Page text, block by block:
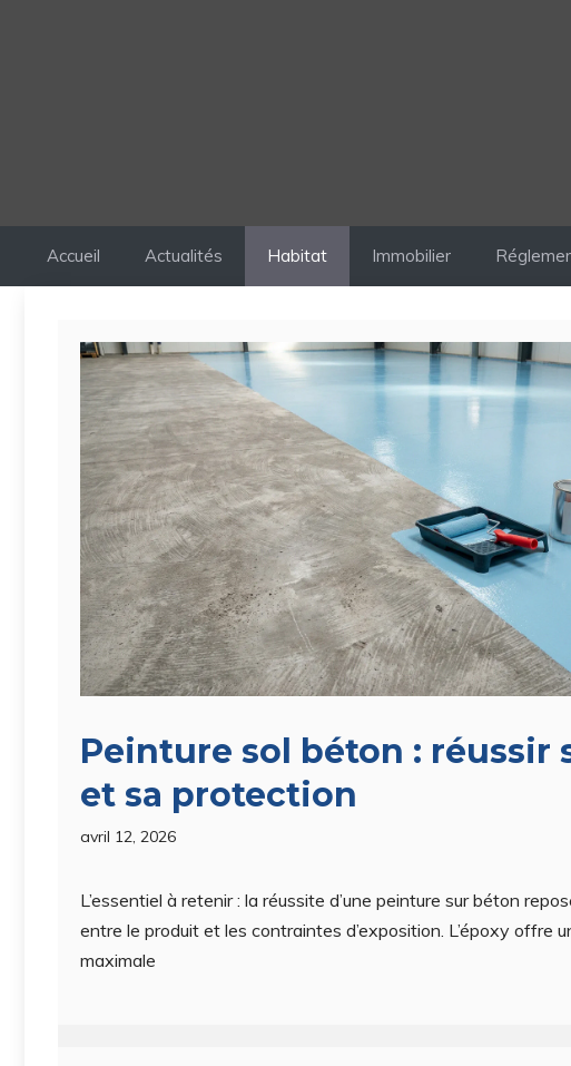
Accueil Actualités Habitat Immobilier
Peinture sol béton : réussir
et sa protection
avril 12, 2026
L’essentiel à retenir : la réussite d’une peinture sur béton
entre le produit et les contraintes d’exposition. L’époxy offre
maximale